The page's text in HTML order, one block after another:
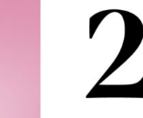
Verifisert kunde